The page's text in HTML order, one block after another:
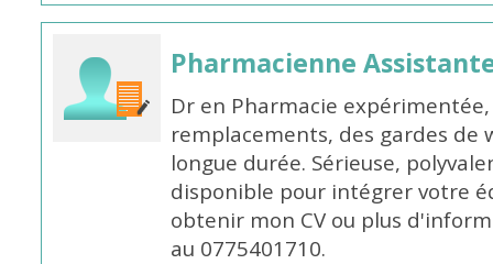
Pharmacienne
Dr en Pharmacie
remplacements, des gardes de
longue durée. Sérieuse,
disponible pour intégrer votre
obtenir mon CV ou plus
au 0775401710.